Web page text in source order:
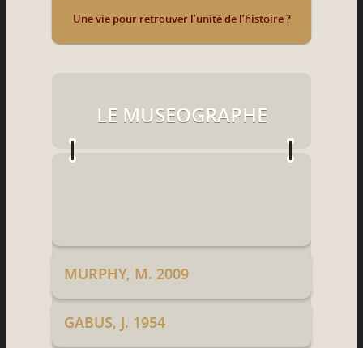
Une vie pour retrouver l’unité de l’histoire ?
LE MUSEOGRAPHE
MURPHY, M. 2009
GABUS, J. 1954